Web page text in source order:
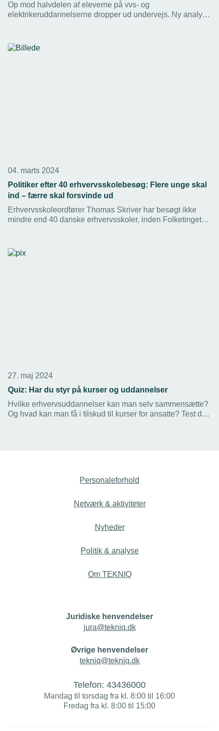
Op mod halvdelen af eleverne på vvs- og
elektrikeruddannelserne dropper ud undervejs. Ny analyse
04. marts 2024
Politiker efter 40 erhvervsskolebesøg: Flere unge skal
ind – færre skal forsvinde ud
Erhvervsskoleordfører Thomas Skriver har besøgt ikke
mindre end 40 danske erhvervsskoler, inden Folketinget
skole til skole, lyder konklusionen fra industriteknikeren.
27. maj 2024
Quiz: Har du styr på kurser og uddannelser
Hvilke erhvervsuddannelser kan man selv sammensætte?
Og hvad kan man få i tilskud til kurser for ansatte? Test din
Personaleforhold
Netværk & aktiviteter
Nyheder
Politik & analyse
Om TEKNIQ
Juridiske henvendelser
jura@tekniq.dk
Øvrige henvendelser
tekniq@tekniq.dk
Telefon: 43436000
Mandag til torsdag fra kl. 8:00 til 16:00
Fredag fra kl. 8:00 til 15:00